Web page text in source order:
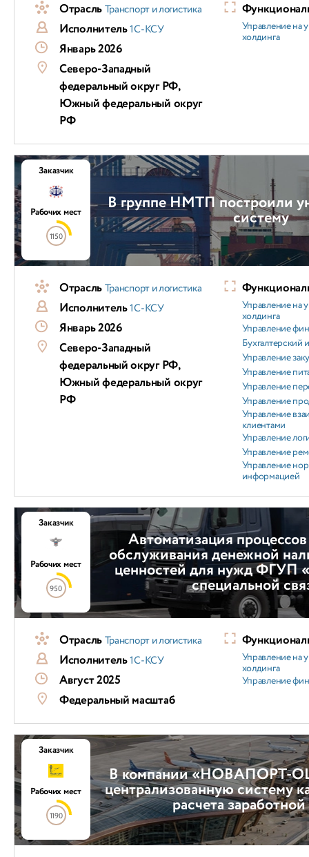
ОтрасльТранспорт и логистика
Исполнитель1С-КСУ
Январь 2026
Северо-Западный
федеральный округ РФ,
Южный федеральный округ
РФ
Управление на
холдинга
В группе НМТП построили
систему
Заказчик
Рабочих мест
1150
ОтрасльТранспорт и логистика
Исполнитель1С-КСУ
Январь 2026
Северо-Западный
федеральный округ РФ,
Южный федеральный округ
РФ
Управление на
холдинга
Управление
Бухгалтерский
Управление
Управление
Управление
Управление
Управление
клиентами
Управление
Управление
Управление
информацией
Автоматизация
обслуживания денежной
ценностей для нужд ФГУП
специальной
Заказчик
Рабочих мест
950
ОтрасльТранспорт и логистика
Исполнитель1С-КСУ
Август 2025
Федеральный масштаб
Управление на
холдинга
Управление
В компании «НОВАПОРТ-
централизованную систему
расчета
Заказчик
Рабочих мест
1190